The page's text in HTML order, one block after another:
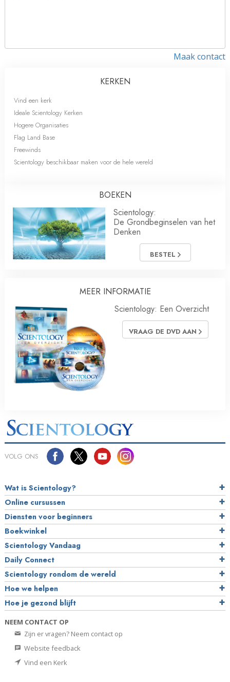
Maak contact
KERKEN
Vind een kerk
Ideale Scientology Kerken
Hogere Organisaties
Flag Land Base
Freewinds
Scientology beschikbaar maken voor de hele wereld
BOEKEN
Scientology:
De Grondbeginselen van het
Denken
BESTEL
MEER INFORMATIE
Scientology: Een Overzicht
VRAAG DE DVD AAN
VOLG ONS
Wat is Scientology?
Online cursussen
Diensten voor beginners
Boekwinkel
Scientology Vandaag
Daily Connect
Scientology rondom de wereld
Hoe we helpen
Hoe je gezond blijft
NEEM CONTACT OP
Zijn er vragen? Neem contact op
Website feedback
Vind een Kerk